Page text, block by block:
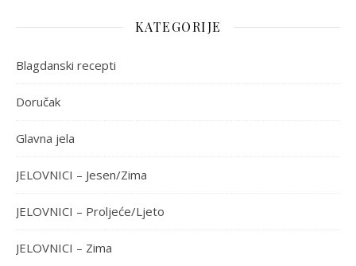
KATEGORIJE
Blagdanski recepti
Doručak
Glavna jela
JELOVNICI – Jesen/Zima
JELOVNICI – Proljeće/Ljeto
JELOVNICI – Zima